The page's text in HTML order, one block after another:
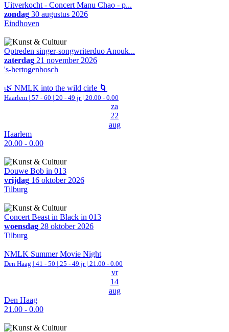
Uitverkocht - Concert Manu Chao - p...
zondag 30 augustus 2026
Eindhoven
Optreden singer-songwriterduo Anouk...
zaterdag 21 november 2026
's-hertogenbosch
🌿 NMLK into the wild cirle 🌀
Haarlem | 57 - 60 | 20 - 49 jr | 20.00 - 0.00
za
22
aug
Haarlem
20.00 - 0.00
Douwe Bob in 013
vrijdag 16 oktober 2026
Tilburg
Concert Beast in Black in 013
woensdag 28 oktober 2026
Tilburg
NMLK Summer Movie Night
Den Haag | 41 - 50 | 25 - 49 jr | 21.00 - 0.00
vr
14
aug
Den Haag
21.00 - 0.00